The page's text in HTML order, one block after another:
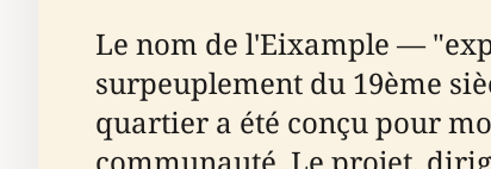
Le nom de l'Eixample —
surpeuplement du 19ème
quartier a été conçu pour